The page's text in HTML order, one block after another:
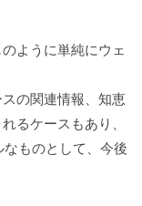
ように単純にウェ
の関連情報、知恵
るケースもあり、
ものとして、今後